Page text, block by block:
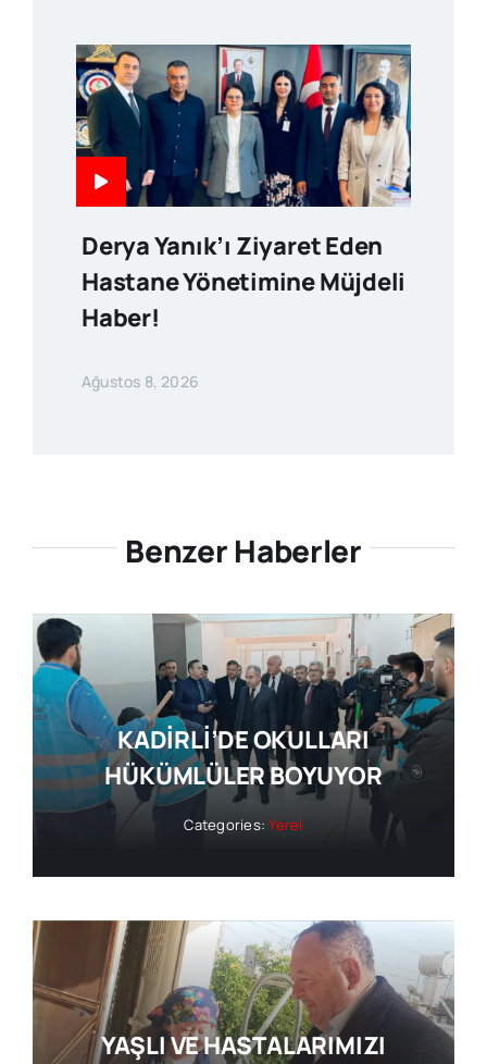
Derya Yanık’ı Ziyaret Eden
Hastane Yönetimine Müjdeli
Haber!
Ağustos 8, 2026
Benzer Haberler
KADİRLİ’DE OKULLARI
HÜKÜMLÜLER BOYUYOR
Categories:Yerel
YAŞLI VE HASTALARIMIZI